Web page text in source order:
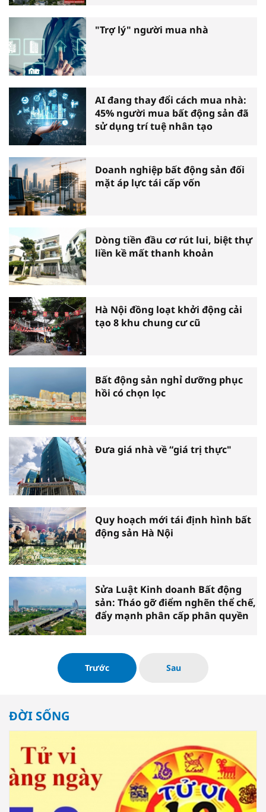
"Trợ lý" người mua nhà
AI đang thay đổi cách mua nhà:
45% người mua bất động sản đã
sử dụng trí tuệ nhân tạo
Doanh nghiệp bất động sản đối
mặt áp lực tái cấp vốn
Dòng tiền đầu cơ rút lui, biệt thự
liền kề mất thanh khoản
Hà Nội đồng loạt khởi động cải
tạo 8 khu chung cư cũ
Bất động sản nghỉ dưỡng phục
hồi có chọn lọc
Đưa giá nhà về “giá trị thực"
Quy hoạch mới tái định hình bất
động sản Hà Nội
Sửa Luật Kinh doanh Bất động
sản: Tháo gỡ điểm nghẽn thể chế,
đẩy mạnh phân cấp phân quyền
Trước Sau
ĐỜI SỐNG